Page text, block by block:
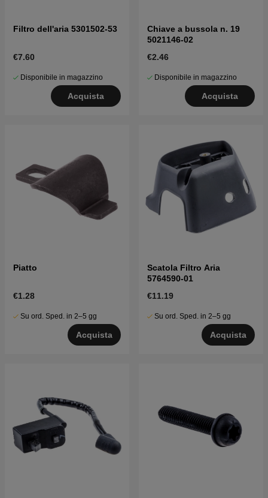
Filtro dell'aria 5301502-53
€7.60
Disponibile in magazzino
Acquista
Chiave a bussola n. 19
5021146-02
€2.46
Disponibile in magazzino
Acquista
Piatto
€1.28
Su ord. Sped. in 2–5 gg
Acquista
Scatola Filtro Aria
5764590-01
€11.19
Su ord. Sped. in 2–5 gg
Acquista